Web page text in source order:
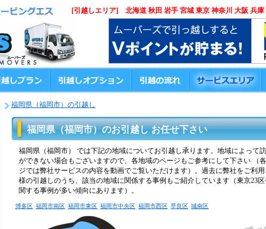
福岡県（福岡市）の引越し
福岡県（福岡市）のお引越し お任せ下さい
福岡県（福岡市） では下記の地域についてお引越し承ります。地域によって
ができない場合もございますので、各地域のページもご参考にして下さい （
ジでは弊社サービスの内容を動画でご覧いただけます）。過去に弊社をご利
様の引越しのうち、該当の地域に関係する事例もご紹介しています（東京23
関する事例が多い傾向にあります）。
博多区 福岡市南区 福岡市東区 福岡市中央区 福岡市西区 早良区 城南区
[引越しエリア] 北海道 秋田 岩手 宮城 東京 神奈川 大阪 兵庫